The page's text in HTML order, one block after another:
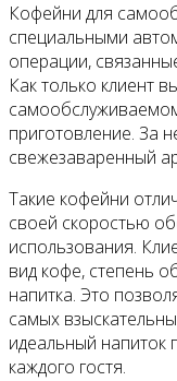
Кофейни для
специальными
операции,
Как только клиент
приготовление. За
свежезаваренный
Такие кофейни
своей скоростью
использования.
вид кофе, степень
напитка. Это
самых
идеальный напиток
каждого гостя.